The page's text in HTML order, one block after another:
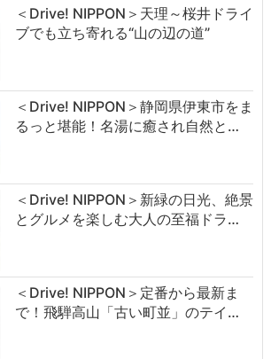
＜Drive! NIPPON＞天理～桜井ドライ
ブでも立ち寄れる“山の辺の道”
＜Drive! NIPPON＞静岡県伊東市をま
るっと堪能！名湯に癒され自然と…
＜Drive! NIPPON＞新緑の日光、絶景
とグルメを楽しむ大人の至福ドラ…
＜Drive! NIPPON＞定番から最新ま
で！飛騨高山「古い町並」のテイ…